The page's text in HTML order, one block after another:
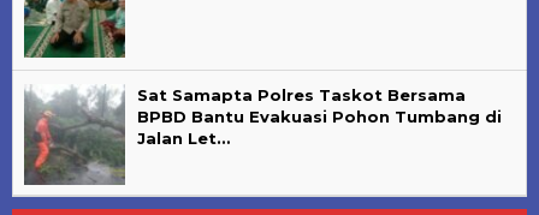
Sat Samapta Polres Taskot Bersama
BPBD Bantu Evakuasi Pohon Tumbang di
Jalan Let…